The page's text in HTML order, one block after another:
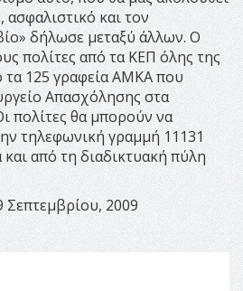
και τον
δήλωσε μεταξύ άλλων. Ο
πολίτες από τα ΚΕΠ όλης της
τα 125 γραφεία ΑΜΚΑ που
Απασχόλησης στα
πολίτες θα μπορούν να
τηλεφωνική γραμμή 11131
από τη διαδικτυακή πύλη
Σεπτεμβρίου, 2009